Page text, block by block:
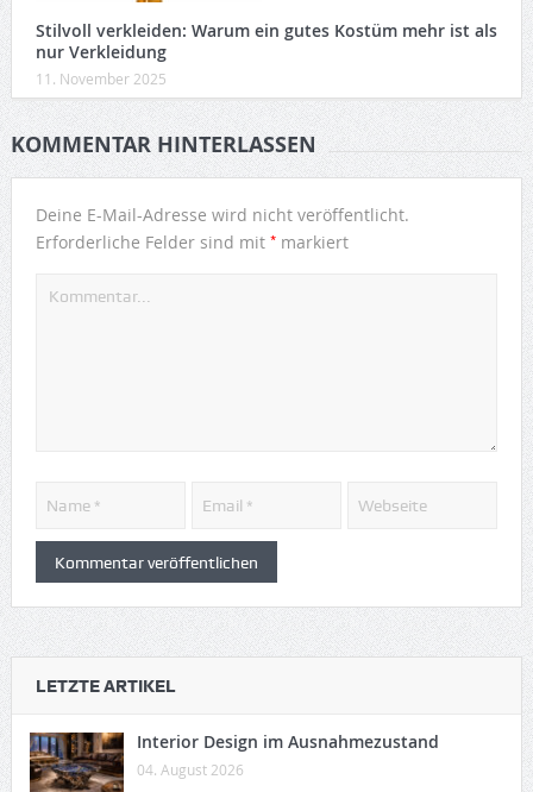
Stilvoll verkleiden: Warum ein gutes Kostüm mehr ist als
nur Verkleidung
11. November 2025
KOMMENTAR HINTERLASSEN
Deine E-Mail-Adresse wird nicht veröffentlicht.
Erforderliche Felder sind mit *markiert
LETZTE ARTIKEL
Interior Design im Ausnahmezustand
04. August 2026